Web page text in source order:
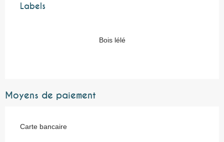
Labels
Labels
Bois lélé
Moyens de paiement
Carte bancaire